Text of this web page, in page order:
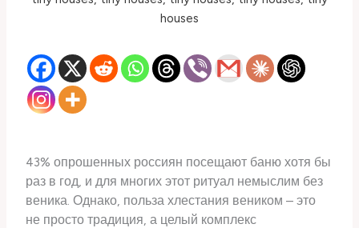
43% опрошенных россиян посещают баню хотя бы
раз в год, и для многих этот ритуал немыслим без
веника. Однако, польза хлестания веником – это
не просто традиция, а целый комплекс